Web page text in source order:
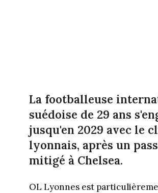
La footballeuse
suédoise de 29 ans
jusqu'en 2029 avec le
lyonnais, après un
mitigé à Chelsea.
OL Lyonnes est